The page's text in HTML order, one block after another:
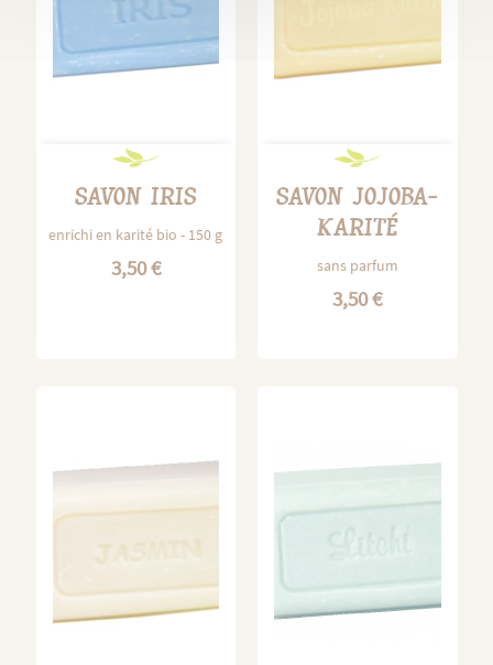
SAVON IRIS
enrichi en karité bio - 150 g
3,50 €
SAVON JOJOBA-
KARITÉ
sans parfum
3,50 €